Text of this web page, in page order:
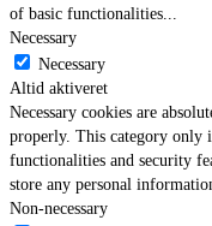
of basic functionalities
Necessary
Necessary
Altid aktiveret
Necessary cookies are
properly. This category only
functionalities and security
store any personal
Non-necessary